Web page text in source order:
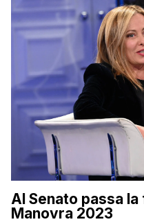
Al Senato passa
Manovra 2023